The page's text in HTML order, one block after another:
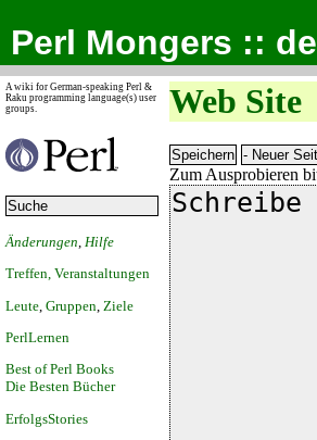
Perl Mongers ::
A wiki for German-speaking Perl &
Raku programming language(s) user
groups.
Änderungen Hilfe
Treffen, Veranstaltungen
Leute Gruppen Ziele
PerlLernen
Best of Perl Books
Die Besten Bücher
ErfolgsStories
Web Site
Zum Ausprobieren